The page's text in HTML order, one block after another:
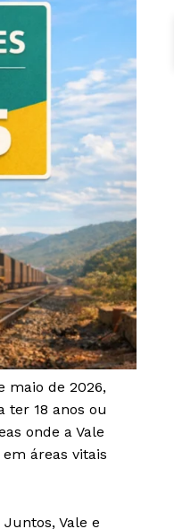
maio de 2026,
ter 18 anos ou
onde a Vale
áreas vitais
Vale e